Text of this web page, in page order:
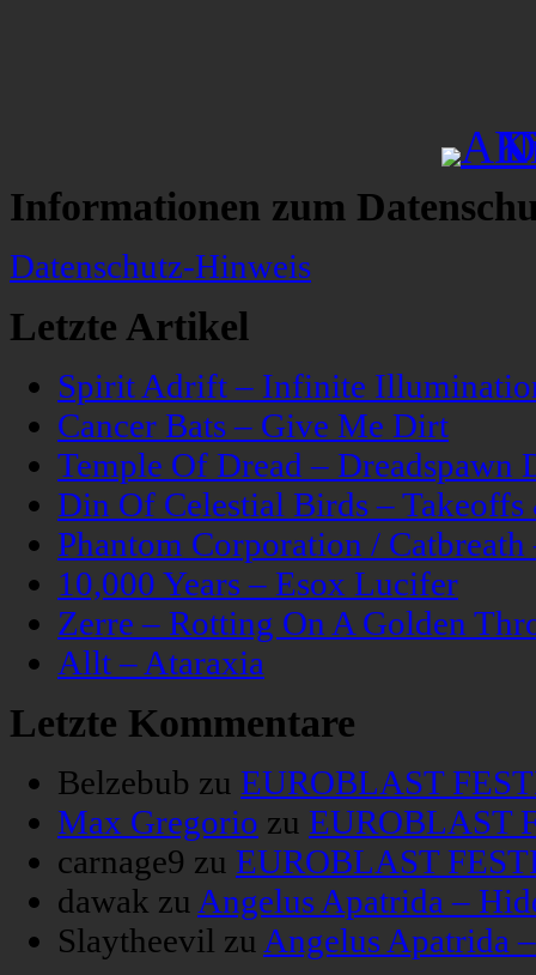
Informationen zum
Datenschutz-Hinweis
Letzte Artikel
Spirit Adrift – Infinite
Cancer Bats – Give Me Dirt
Temple Of Dread – Dreadspawn
Din Of Celestial Birds –
Phantom Corporation /
10,000 Years – Esox Lucifer
Zerre – Rotting On A Golden
Allt – Ataraxia
Letzte Kommentare
Belzebub zu EUROBLAST
Max Gregorio zu EUROBLAST
carnage9 zu EUROBLAST
dawak zu Angelus Apatrida –
Slaytheevil zu Angelus Apatrida